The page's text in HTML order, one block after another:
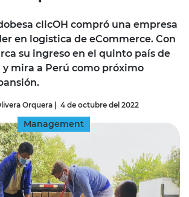
clicOH compró una empresa
en logistica de eCommerce. Con
su ingreso en el quinto país de
mira a Perú como próximo
Orquera| 4 de octubre del 2022
Management